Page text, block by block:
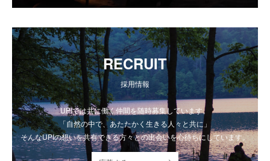
RECRUIT
採用情報
UPIでは共に働く仲間を随時募集しています。
「自然の中で、あたたかく生きる人々と共に」
そんなUPIの想いを共有できる方々との出会いを心待ちにしています。